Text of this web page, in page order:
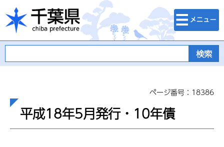
千葉県
検索・メニュ
ー
ページ番号：18386
平成18年5月発行・10年債